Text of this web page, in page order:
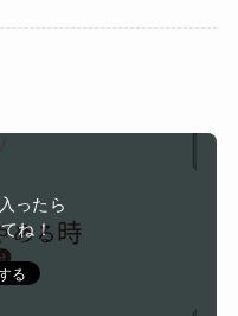
誤審で炎上
ージはこれ」←お
ら「すみません、
あなた、初めてじ
しようもないか
ると・・・
と私を殴るウトと
をくれない夫…地獄
したら…夫にはとん
ったら
ね！